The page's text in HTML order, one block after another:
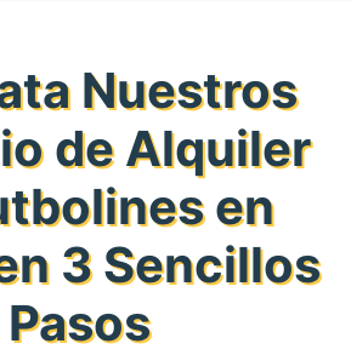
Nuestros
de Alquiler
en
3 Sencillos
Pasos